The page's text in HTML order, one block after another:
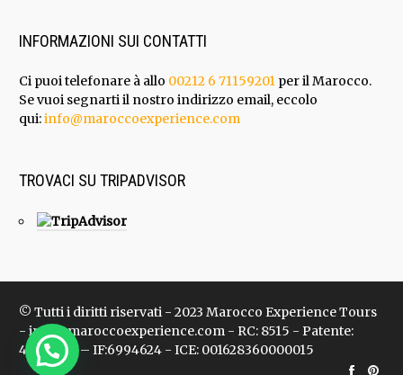
INFORMAZIONI SUI CONTATTI
Ci puoi telefonare à allo 00212 6 71159201 per il Marocco.
Se vuoi segnarti il nostro indirizzo email, eccolo
qui:info@maroccoexperience.com
TROVACI SU TRIPADVISOR
© Tutti i diritti riservati - 2023 Marocco Experience Tours
- info@maroccoexperience.com - RC: 8515 - Patente:
47136624 – IF:6994624 - ICE: 001628360000015